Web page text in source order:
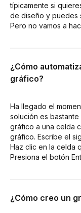
típicamente si
de diseño y puedes
Pero no vamos a
¿Cómo
gráfico?
Ha llegado el
solución es
gráfico a una celda
gráfico. Escribe el
Haz clic en la celda
Presiona el botón
¿Cómo creo un